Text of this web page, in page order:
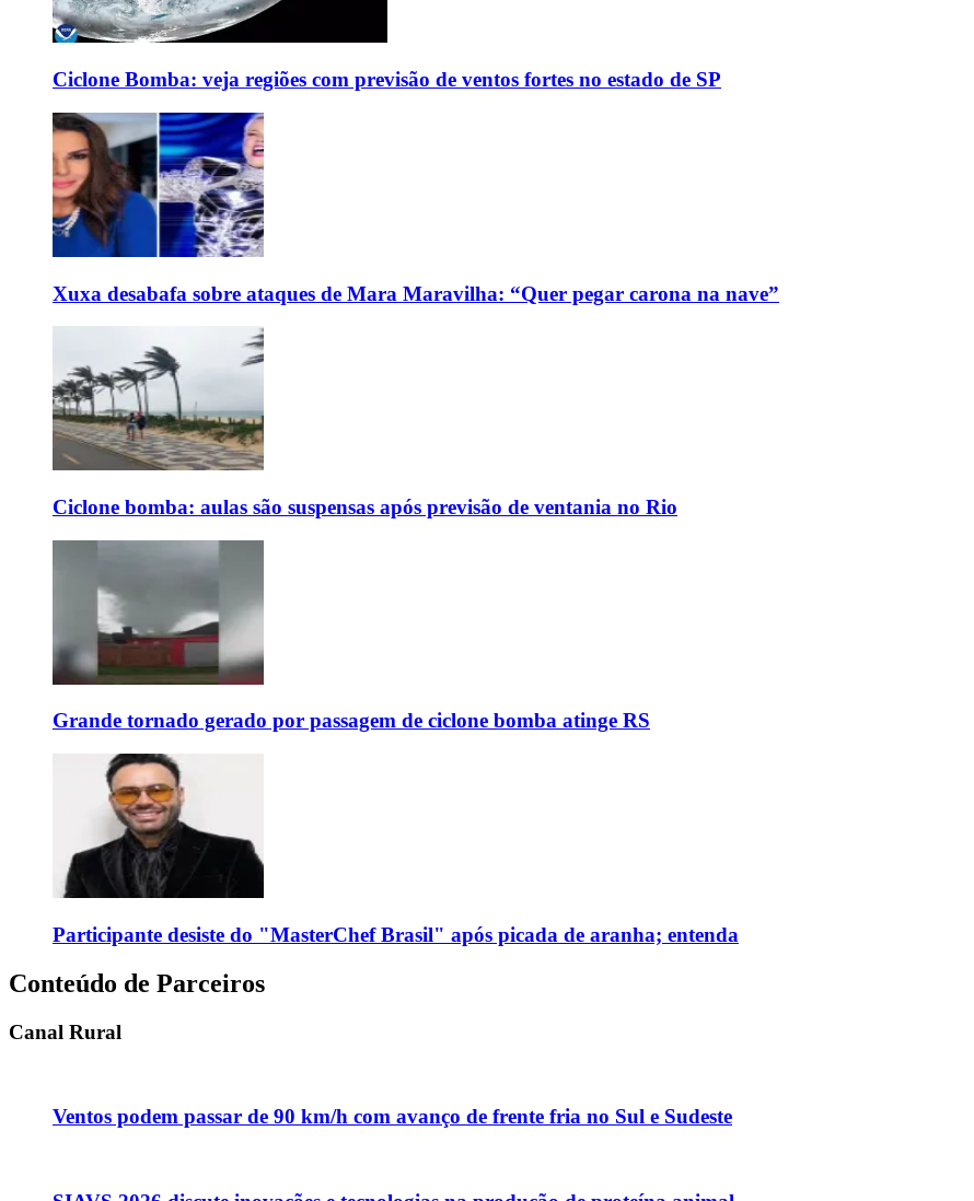
Ciclone Bomba: veja regiões com previsão de ventos fortes no estado de SP
Xuxa desabafa sobre ataques de Mara Maravilha: “Quer pegar carona na nave”
Ciclone bomba: aulas são suspensas após previsão de ventania no Rio
Grande tornado gerado por passagem de ciclone bomba atinge RS
Participante desiste do "MasterChef Brasil" após picada de aranha; entenda
Conteúdo de Parceiros
Canal Rural
Ventos podem passar de 90 km/h com avanço de frente fria no Sul e Sudeste